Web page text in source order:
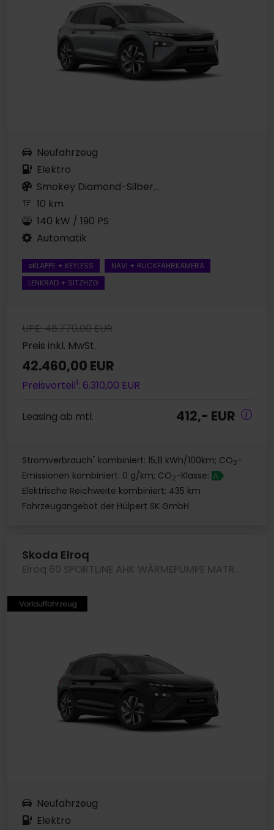
Neufahrzeug
Elektro
Smokey Diamond-Silber...
10 km
140 kW / 190 PS
Automatik
eKLAPPE + KEYLESS
NAVI + RÜCKFAHRKAMERA
LENKRAD + SITZHZG
UPE: 48.770,00 EUR
Preis inkl. MwSt.
42.460,00 EUR
Preisvorteil1: 6.310,00 EUR
Leasing ab mtl. 412,- EUR
Stromverbrauch* kombiniert: 15,8 kWh/100km; CO2-
Emissionen kombiniert: 0 g/km; CO2-Klasse: A
Elektrische Reichweite kombiniert: 435 km
Fahrzeugangebot der Hülpert SK GmbH
Skoda Elroq
Elroq 60 SPORTLINE AHK WÄRMEPUMPE MATRIXLED LM20
Neufahrzeug
Elektro